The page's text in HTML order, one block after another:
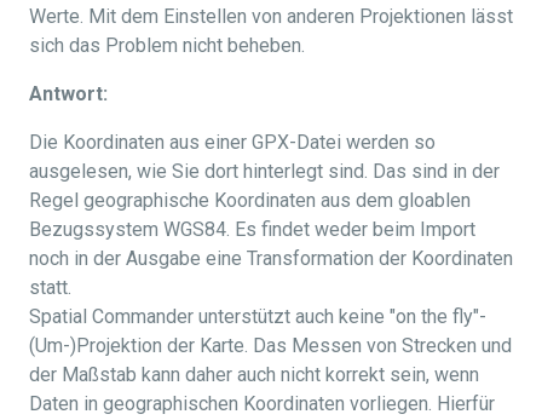
Werte. Mit dem Einstellen von anderen Projektionen lässt
sich das Problem nicht beheben.
Antwort:
Die Koordinaten aus einer GPX-Datei werden so
ausgelesen, wie Sie dort hinterlegt sind. Das sind in der
Regel geographische Koordinaten aus dem gloablen
Bezugssystem WGS84. Es findet weder beim Import
noch in der Ausgabe eine Transformation der Koordinaten
statt.
Spatial Commander unterstützt auch keine "on the fly"-
(Um-)Projektion der Karte. Das Messen von Strecken und
der Maßstab kann daher auch nicht korrekt sein, wenn
Daten in geographischen Koordinaten vorliegen. Hierfür